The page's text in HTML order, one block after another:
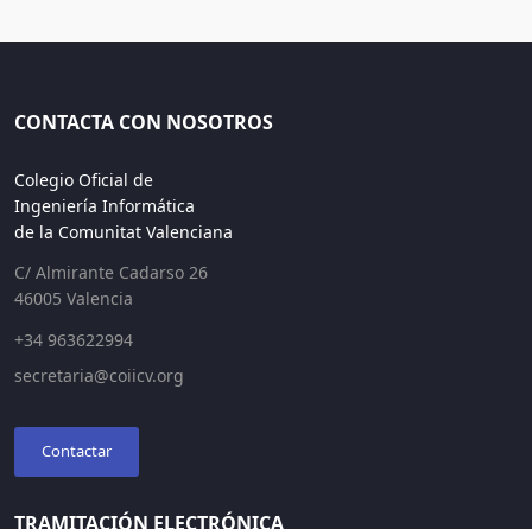
CONTACTA CON NOSOTROS
Colegio Oficial de
Ingeniería Informática
de la Comunitat Valenciana
C/ Almirante Cadarso 26
46005 Valencia
+34 963622994
secretaria@coiicv.org
Contactar
TRAMITACIÓN ELECTRÓNICA